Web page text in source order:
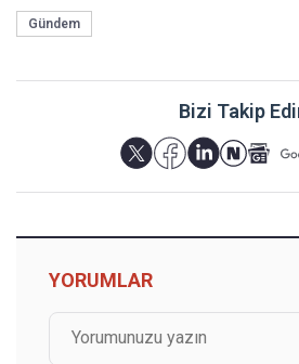
Gündem
Bizi Takip
YORUMLAR